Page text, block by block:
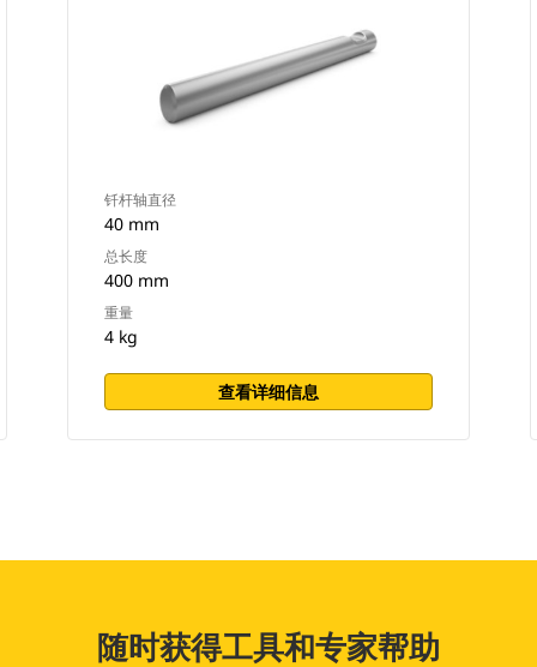
钎杆轴直径
40 mm
总长度
400 mm
重量
4 kg
查看详细信息
随时获得工具和专家帮助